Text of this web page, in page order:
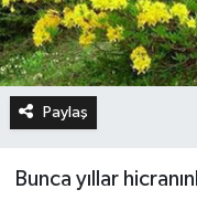
Paylaş
Bunca yıllar